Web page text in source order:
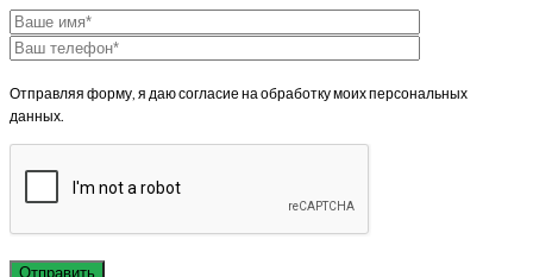
Отправляя форму, я даю согласие на обработку моих персональных
данных.